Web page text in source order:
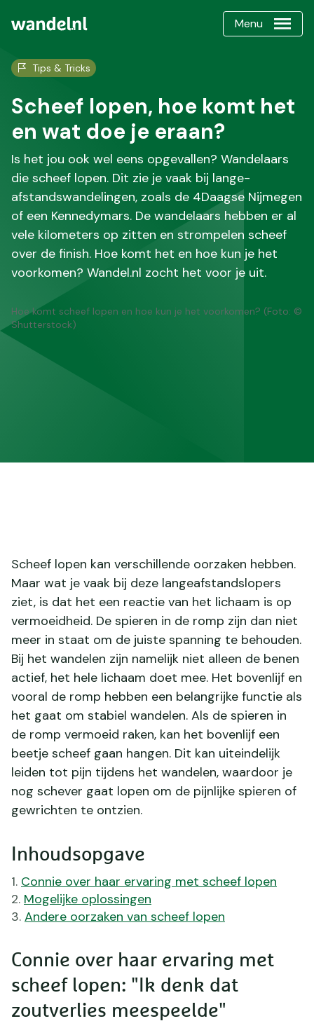
Menu
Tips & Tricks
Scheef lopen, hoe komt het
en wat doe je eraan?
Is het jou ook wel eens opgevallen? Wandelaars
die scheef lopen. Dit zie je vaak bij lange-
afstandswandelingen, zoals de 4Daagse Nijmegen
of een Kennedymars. De wandelaars hebben er al
vele kilometers op zitten en strompelen scheef
over de finish. Hoe komt het en hoe kun je het
voorkomen? Wandel.nl zocht het voor je uit.
Hoe komt scheef lopen en hoe kun je het voorkomen? (Foto: ©
Shutterstock)
Scheef lopen kan verschillende oorzaken hebben.
Maar wat je vaak bij deze langeafstandslopers
ziet, is dat het een reactie van het lichaam is op
vermoeidheid. De spieren in de romp zijn dan niet
meer in staat om de juiste spanning te behouden.
Bij het wandelen zijn namelijk niet alleen de benen
actief, het hele lichaam doet mee. Het bovenlijf en
vooral de romp hebben een belangrijke functie als
het gaat om stabiel wandelen. Als de spieren in
de romp vermoeid raken, kan het bovenlijf een
beetje scheef gaan hangen. Dit kan uiteindelijk
leiden tot pijn tijdens het wandelen, waardoor je
nog schever gaat lopen om de pijnlijke spieren of
gewrichten te ontzien.
Inhoudsopgave
Connie over haar ervaring met scheef lopen
Mogelijke oplossingen
Andere oorzaken van scheef lopen
Connie over haar ervaring met
scheef lopen: "Ik denk dat
zoutverlies meespeelde"